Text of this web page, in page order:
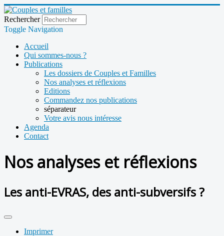
Rechercher
Toggle Navigation
Accueil
Qui sommes-nous ?
Publications
Les dossiers de Couples et Familles
Nos analyses et réflexions
Editions
Commandez nos publications
séparateur
Votre avis nous intéresse
Agenda
Contact
Nos analyses et réflexions
Les anti-EVRAS, des anti-subversifs ?
Imprimer